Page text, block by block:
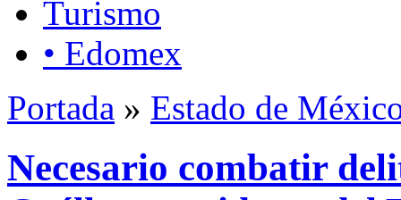
Turismo
• Edomex
Portada » Estado de
Necesario combatir